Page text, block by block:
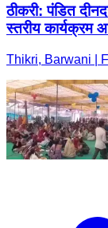
ठीकरी: पंडित
स्तरीय कार्यक्रम
Thikri, Barwani |